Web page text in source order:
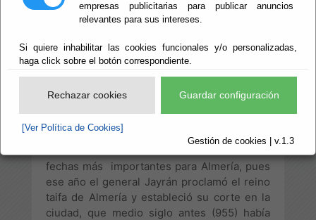
empresas publicitarias para publicar anuncios
relevantes para sus intereses.
Si quiere inhabilitar las cookies funcionales y/o personalizadas,
haga click sobre el botón correspondiente.
Rechazar cookies Guardar configuración
[Ver Política de Cookies]
Gestión de cookies | v.1.3
La fecha de 2014 marcó un hito para la
podríamos celebrar un Milenio y esa fecha
no debería pasar desapercibida, teníamos
que celebrarlo con orgullo y además éramos
conscientes de la necesidad de transmitirlo
fechas más importantes para Almería, pues
ese año el general Jayrán proclamó el reino
taifa de Almería y estableció su corte en la
ciudad, que medio siglo antes (955) había